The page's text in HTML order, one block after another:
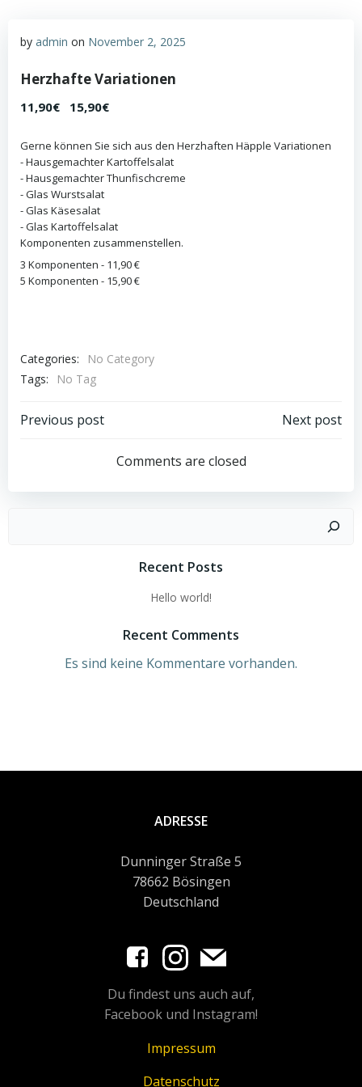
by admin on November 2, 2025
Herzhafte Variationen
11,90€ 15,90€
Gerne können Sie sich aus den Herzhaften Häpple Variationen
- Hausgemachter Kartoffelsalat
- Hausgemachter Thunfischcreme
- Glas Wurstsalat
- Glas Käsesalat
- Glas Kartoffelsalat
Komponenten zusammenstellen.
3 Komponenten - 11,90 €
5 Komponenten - 15,90 €
Categories:
No Category
Tags:
No Tag
Post
navigation
Previous post
navigation
Next post
Comments are closed
Recent Posts
Hello world!
Recent Comments
Es sind keine Kommentare vorhanden.
ADRESSE
Dunninger Straße 5
78662 Bösingen
Deutschland
Du findest uns auch auf,
Facebook und Instagram!
Impressum
Datenschutz